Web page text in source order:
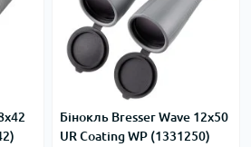
Бінокль Bresser Wave 12x50
UR Coating WP (1331250)